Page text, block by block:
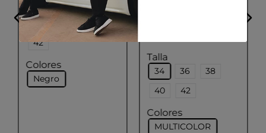
Talla
36
40
42
Colores
Negro
Talla
34 36
38
40
42
Colores
MULTICOLOR